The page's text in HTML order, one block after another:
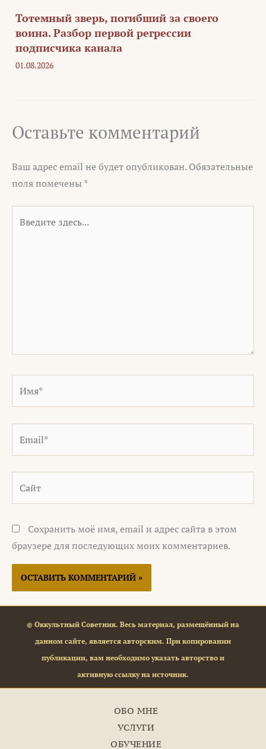
Тотемный зверь, погибший за своего
воина. Разбор первой регрессии
подписчика канала
01.08.2026
Оставьте комментарий
Ваш адрес email не будет опубликован. Обязательные
поля помечены *
здесь...
Сохранить моё имя, email и адрес сайта в этом
браузере для последующих моих комментариев.
© Оккультный Советник. Весь материал, размещённый на
данном сайте, является авторским. При копировании
публикации, вам необходимо указать авторство и
активную ссылку на источник.
ОБО МНЕ
УСЛУГИ
ОБУЧЕНИЕ